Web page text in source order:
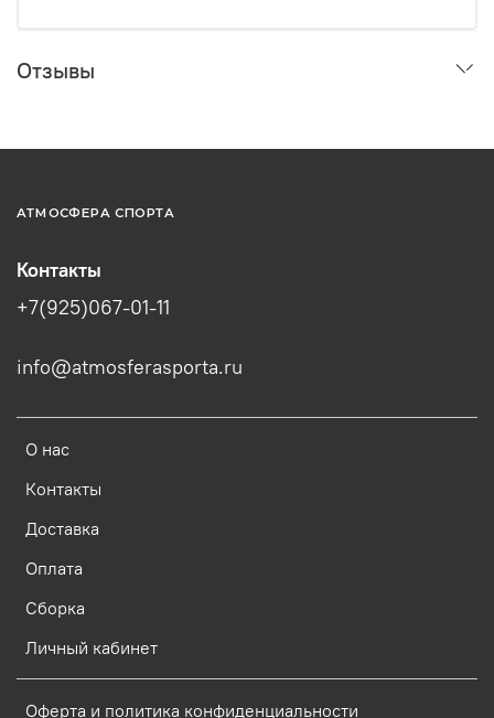
Отзывы
АТМОСФЕРА СПОРТА
О нас
Контакты
Доставка
Оплата
Сборка
Личный кабинет
Оферта и политика конфиденциальности
Контакты
+7(925)067-01-11
info@atmosferasporta.ru